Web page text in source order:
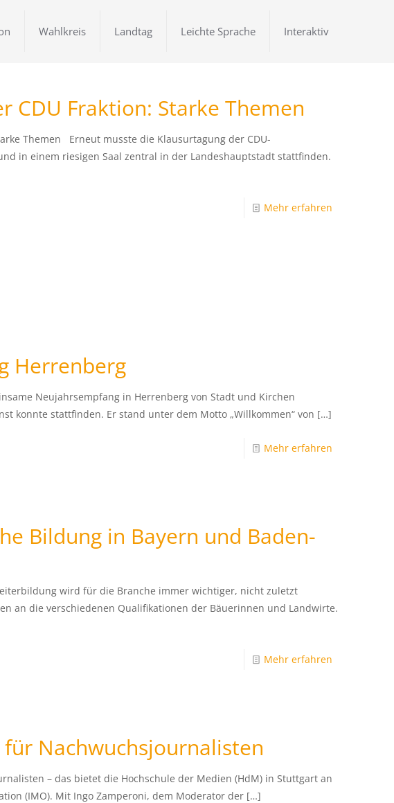
Wahlkreis Landtag Leichte Sprache Interaktiv
CDU Fraktion: Starke Themen
Themen Erneut musste die Klausurtagung der CDU-
in einem riesigen Saal zentral in der Landeshauptstadt stattfinden.
Mehr erfahren
Herrenberg
Neujahrsempfang in Herrenberg von Stadt und Kirchen
konnte stattfinden. Er stand unter dem Motto „Willkommen“ von […]
Mehr erfahren
Bildung in Bayern und Baden-
wird für die Branche immer wichtiger, nicht zuletzt
an die verschiedenen Qualifikationen der Bäuerinnen und Landwirte.
Mehr erfahren
Nachwuchsjournalisten
– das bietet die Hochschule der Medien (HdM) in Stuttgart an
(IMO). Mit Ingo Zamperoni, dem Moderator der[…]